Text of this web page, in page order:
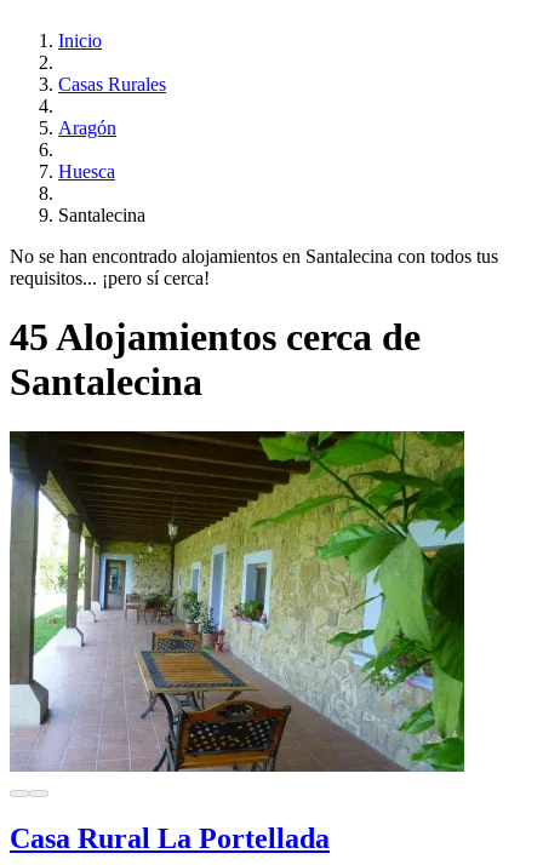
Inicio
Casas Rurales
Aragón
Huesca
Santalecina
No se han encontrado alojamientos en Santalecina con todos tus
requisitos... ¡pero sí cerca!
45 Alojamientos cerca de
Santalecina
Casa Rural La Portellada